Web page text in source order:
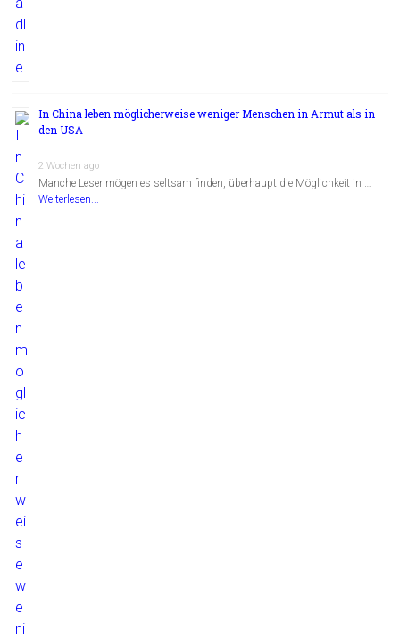
In China leben möglicherweise weniger Menschen in Armut als in
den USA
2 Wochen ago
Manche Leser mögen es seltsam finden, überhaupt die Möglichkeit in …
Weiterlesen...